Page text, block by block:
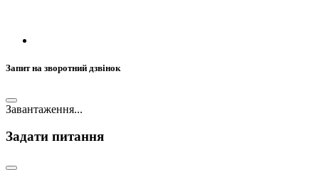
Запит на зворотний дзвінок
Завантаження...
Задати питання